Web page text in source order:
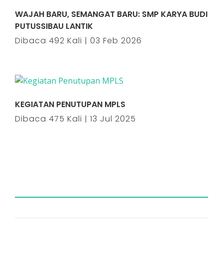
WAJAH BARU, SEMANGAT BARU: SMP KARYA BUDI
PUTUSSIBAU LANTIK
Dibaca 492 Kali | 03 Feb 2026
KEGIATAN PENUTUPAN MPLS
Dibaca 475 Kali | 13 Jul 2025